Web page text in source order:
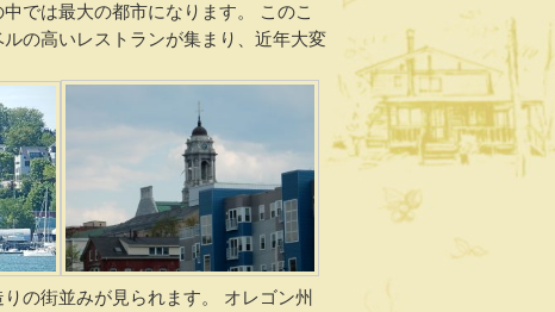
では最大の都市になります。 このこ
の高いレストランが集まり、近年大変
の街並みが見られます。 オレゴン州